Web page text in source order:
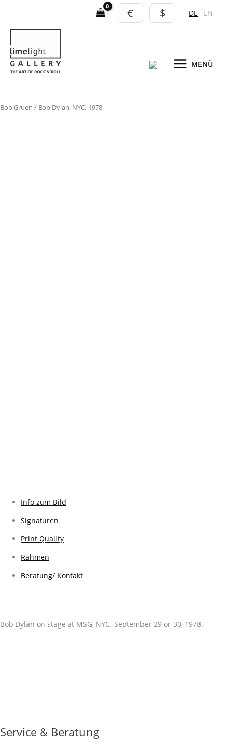
springen
€ $ DE EN
MENÜ
Bob Gruen / Bob Dylan, NYC, 1978
Info zum Bild
Signaturen
Print Quality
Rahmen
Beratung/ Kontakt
Bob Dylan on stage at MSG, NYC. September 29 or 30, 1978.
Service & Beratung
Bob